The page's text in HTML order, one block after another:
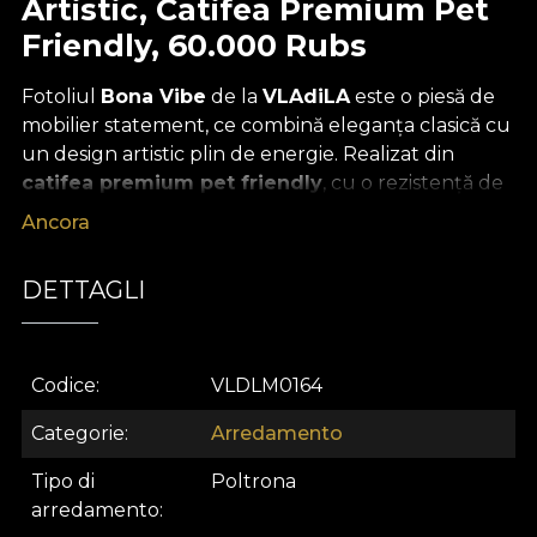
Artistic, Catifea Premium Pet
Friendly, 60.000 Rubs
Fotoliul Bona Vibe de la VLAdiLAeste o piesă de
mobilier statement, ce combină eleganța clasică cu
un design artistic plin de energie. Realizat din
catifea premium pet friendly, cu o rezistență de
60.000 de cicluri Martindale (rubs)
Imprimeul abstract, inspirat de mișcarea rapidă a
vibrant, transformând fotoliul într-un element
Forma sa clasică este echilibrată perfect de detaliile
rafinate –picioare din lemn masiv cu rotițe aurii
și piping contrastant– semnătura inconfundabilă
VLAdiLA.
Ancora
DETTAGLI
Codice VLDLM0164
Categorie Arredamento
Tipo di
arredamento
Poltrona